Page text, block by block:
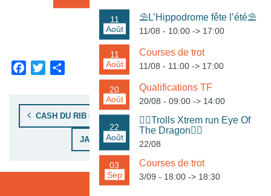
Interview réalisée par Rouet Xavier
Navigation de l’article
CASH DU RIB COMME EN 2023
JACKSON DARLING EN TÊTE D’AFFICHE
Août
11 ⛱️L’Hippodrome fête l’été⛱️
11/08 - 10:00 -> 17:00
Août
11 Courses de trot
11/08 - 11:00 -> 17:00
Août
20 Qualifications TF
20/08 - 09:00 -> 14:00
Août
22
🏃‍♀️Trolls Xtrem run Eye Of
The Dragon🏃‍♂️
22/08
Sep
03 Courses de trot
3/09 - 18:00 -> 18:30